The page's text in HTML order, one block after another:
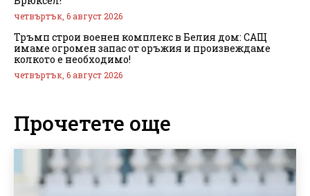
четвъртък, 6 август 2026
Тръмп строи военен комплекс в Белия дом: САЩ
имаме огромен запас от оръжия и произвеждаме
колкото е необходимо!
четвъртък, 6 август 2026
Прочетете още